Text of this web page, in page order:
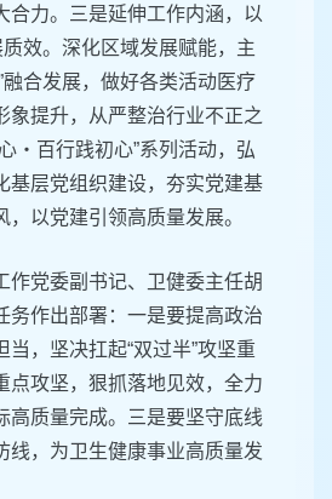
合力。三是延伸工作内涵，以
质效。深化区域发展赋能，主
融合发展，做好各类活动医疗
象提升，从严整治行业不正之
・百行践初心”系列活动，弘
基层党组织建设，夯实党建基
，以党建引领高质量发展。
作党委副书记、卫健委主任胡
务作出部署：一是要提高政治
当，坚决扛起“双过半”攻坚重
点攻坚，狠抓落地见效，全力
高质量完成。三是要坚守底线
线，为卫生健康事业高质量发